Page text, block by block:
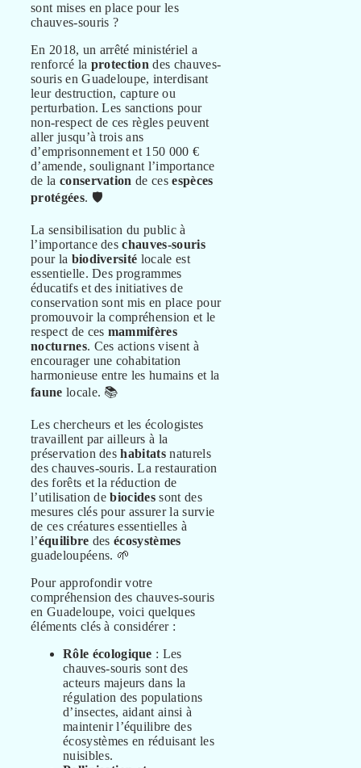
En 2018, un arrêté ministériel a
renforcé la protection des chauves-
souris en Guadeloupe, interdisant
leur destruction, capture ou
perturbation. Les sanctions pour
non-respect de ces règles peuvent
aller jusqu’à trois ans
d’emprisonnement et 150 000 €
d’amende, soulignant l’importance
de la conservation de cesespèces
protégées. 🛡️
La sensibilisation du public à
l’importance deschauves-souris
pour la biodiversité locale est
essentielle. Des programmes
éducatifs et des initiatives de
conservation sont mis en place pour
promouvoir la compréhension et le
respect de ces mammifères
nocturnes. Ces actions visent à
encourager une cohabitation
harmonieuse entre les humains et la
faune locale. 📚
Les chercheurs et les écologistes
travaillent par ailleurs à la
préservation deshabitats naturels
des chauves-souris. La restauration
des forêts et la réduction de
l’utilisation debiocides sont des
mesures clés pour assurer la survie
de ces créatures essentielles à
l’équilibre desécosystèmes
guadeloupéens. 🌱
Pour approfondir votre
compréhension des chauves-souris
en Guadeloupe, voici quelques
éléments clés à considérer :
Rôle écologique : Les
chauves-souris sont des
acteurs majeurs dans la
régulation des populations
d’insectes, aidant ainsi à
maintenir l’équilibre des
écosystèmes en réduisant les
nuisibles.